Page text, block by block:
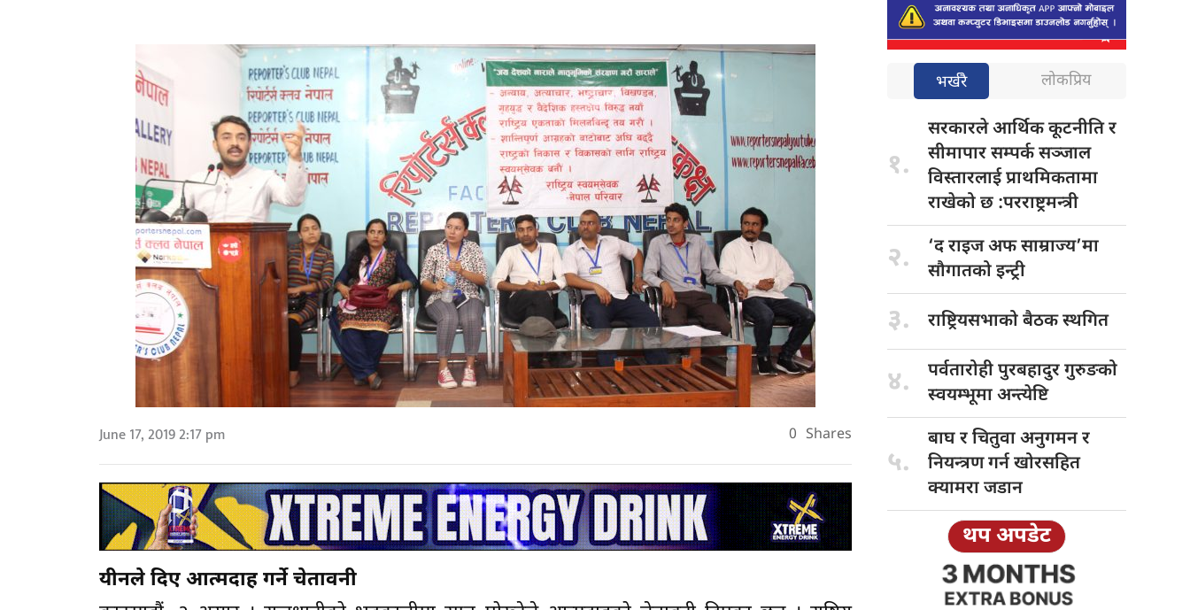
June 17, 2019 2:17 pm 0 Shares
यीनले दिए आत्मदाह गर्ने चेतावनी
भर्खरै लोकप्रिय
१.
सरकारले आर्थिककूटनीति र
सीमापार सम्पर्क सञ्जाल
विस्तारलाई प्राथमिकतामा
राखेको छ :परराष्ट्रमन्त्री
२. ‘द राइजअफ साम्राज्य’मा
सौगातको इन्ट्री
३. राष्ट्रियसभाको बैठकस्थगित
४. पर्वतारोही पुरबहादुरगुरुङको
स्वयम्भूमा अन्त्येष्टि
५.
बाघ रचितुवा अनुगमन र
नियन्त्रण गर्न खोरसहित
क्यामरा जडान
थप अपडेट